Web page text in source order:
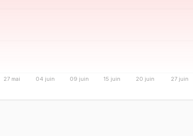
27 mai 04 juin 09 juin 15 juin 20 juin 27 juin